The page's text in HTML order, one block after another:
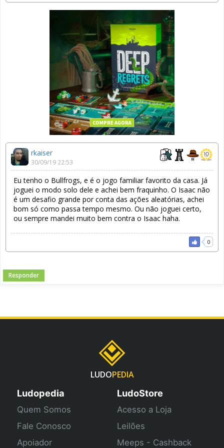
rkaiser
30/09/19 22:53
Eu tenho o Bullfrogs, e é o jogo familiar favorito da casa. Já
joguei o modo solo dele e achei bem fraquinho. O Isaac não
é um desafio grande por conta das ações aleatórias, achei
bom só como passa tempo mesmo. Ou não joguei certo,
ou sempre mandei muito bem contra o Isaac haha.
0
Responder
LUDOPEDIA
Ludopedia
Quem Somos
Fale Conosco
Apoiador
LudoStore
Acesso a Loja
Leilões
Meeps - Cashback